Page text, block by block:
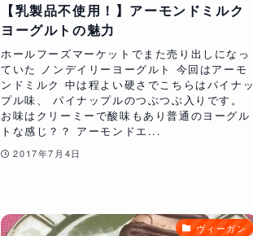
【乳製品不使用！】アーモンドミルク
ヨーグルトの魅力
ホールフーズマーケットでまた売り出しになっ
ていた ノンデイリーヨーグルト 今回はアーモ
ンドミルク 中は程よい硬さでこちらはパイナッ
プル味、 パイナップルのつぶつぶ入りです。
お味はクリーミーで酸味もあり普通のヨーグル
トな感じ？？ アーモンドエ...
2017年7月4日
ヴィーガン